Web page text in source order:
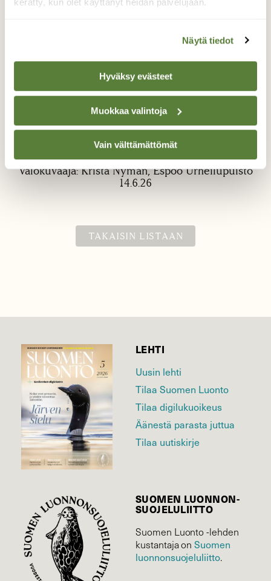
Näytä tiedot
Hyväksy evästeet
Muokkaa valintoja
Vain välttämättömät
Värikkäät lupiinit
Lenkillä luonnonkukkien päivänä ”tiellä jonka
varrella kasvaa villejä lupiineja”.
Valokuvaaja: Krista Nyman, Espoo Urheilupuisto
14.6.26
TAKAISIN LISTAAN
LEHTI
Uusin lehti
Tilaa Suomen Luonto
Tilaa digilukuoikeus
Äänestä parasta juttua
Tilaa uutiskirje
SUOMEN LUONNON­
SUOJELU­LIITTO
Suomen Luonto -lehden
kustantaja onSuomen
luonnonsuojelu­liitto.